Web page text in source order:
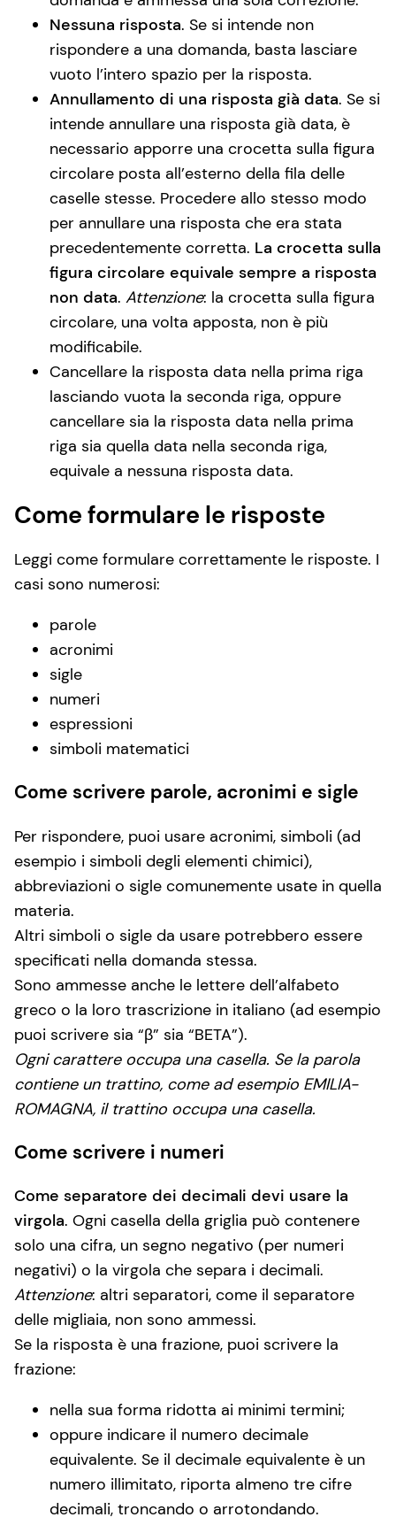
Nessuna risposta. Se si intende non
rispondere a una domanda, basta lasciare
vuoto l’intero spazio per la risposta.
Annullamento di una risposta già data. Se si
intende annullare una risposta già data, è
necessario apporre una crocetta sulla figura
circolare posta all’esterno della fila delle
caselle stesse. Procedere allo stesso modo
per annullare una risposta che era stata
precedentemente corretta. La crocetta sulla
figura circolare equivale sempre a risposta
non data. Attenzione: la crocetta sulla figura
circolare, una volta apposta, non è più
modificabile.
Cancellare la risposta data nella prima riga
lasciando vuota la seconda riga, oppure
cancellare sia la risposta data nella prima
riga sia quella data nella seconda riga,
equivale a nessuna risposta data.
Come formulare le risposte
Leggi come formulare correttamente le risposte. I
casi sono numerosi:
parole
acronimi
sigle
numeri
espressioni
simboli matematici
Come scrivere parole, acronimi e sigle
Per rispondere, puoi usare acronimi, simboli (ad
esempio i simboli degli elementi chimici),
abbreviazioni o sigle comunemente usate in quella
materia.
Altri simboli o sigle da usare potrebbero essere
specificati nella domanda stessa.
Sono ammesse anche le lettere dell’alfabeto
greco o la loro trascrizione in italiano (ad esempio
puoi scrivere sia “β” sia “BETA”).
Ogni carattere occupa una casella. Se la parola
contiene un trattino, come ad esempio EMILIA-
ROMAGNA, il trattino occupa una casella.
Come scrivere i numeri
Come separatore dei decimali devi usare la
virgola. Ogni casella della griglia può contenere
solo una cifra, un segno negativo (per numeri
negativi) o la virgola che separa i decimali.
Attenzione: altri separatori, come il separatore
delle migliaia, non sono ammessi.
Se la risposta è una frazione, puoi scrivere la
frazione:
nella sua forma ridotta ai minimi termini;
oppure indicare il numero decimale
equivalente. Se il decimale equivalente è un
numero illimitato, riporta almeno tre cifre
decimali, troncando o arrotondando.